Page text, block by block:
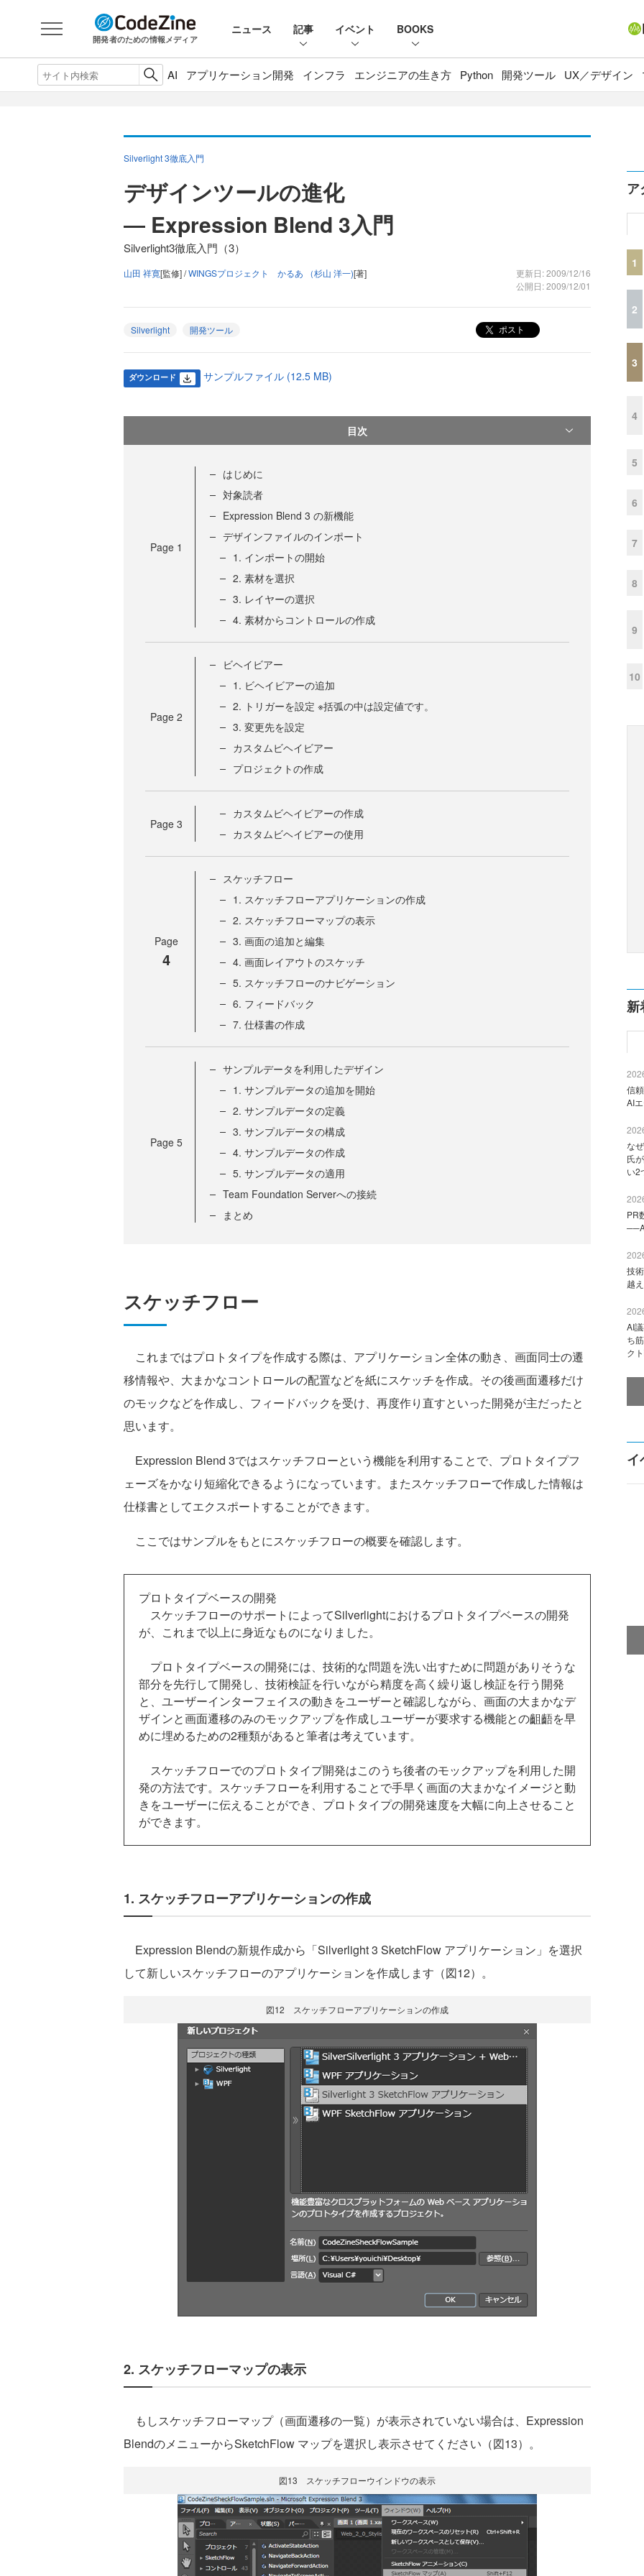
開発者のための情報メディア
ニュース 記事 イベント BOOKS
AI アプリケーション開発 インフラ エンジニアの生き方 Python 開発ツール UX／デザイン
Silverlight 3徹底入門
デザインツールの進化
― Expression Blend 3入門
Silverlight3徹底入門（3）
山田 祥寛[監修] /WINGSプロジェクト かるあ （杉山 洋一)[著]
更新日: 2009/12/16
公開日: 2009/12/01
Silverlight 開発ツール ポスト
ダウンロード サンプルファイル (12.5 MB)
目次
Page 1
はじめに
対象読者
Expression Blend 3 の新機能
デザインファイルのインポート
1. インポートの開始
2. 素材を選択
3. レイヤーの選択
4. 素材からコントロールの作成
Page 2
ビヘイビアー
1. ビヘイビアーの追加
2. トリガーを設定 ※括弧の中は設定値です。
3. 変更先を設定
カスタムビヘイビアー
プロジェクトの作成
Page 3
カスタムビヘイビアーの作成
カスタムビヘイビアーの使用
Page
4
スケッチフロー
1. スケッチフローアプリケーションの作成
2. スケッチフローマップの表示
3. 画面の追加と編集
4. 画面レイアウトのスケッチ
5. スケッチフローのナビゲーション
6. フィードバック
7. 仕様書の作成
Page 5
サンプルデータを利用したデザイン
1. サンプルデータの追加を開始
2. サンプルデータの定義
3. サンプルデータの構成
4. サンプルデータの作成
5. サンプルデータの適用
Team Foundation Serverへの接続
まとめ
スケッチフロー
これまではプロトタイプを作成する際は、アプリケーション全体の動き、画面同士の遷
移情報や、大まかなコントロールの配置などを紙にスケッチを作成。その後画面遷移だけ
のモックなどを作成し、フィードバックを受け、再度作り直すといった開発が主だったと
思います。
Expression Blend 3ではスケッチフローという機能を利用することで、プロトタイプフ
ェーズをかなり短縮化できるようになっています。またスケッチフローで作成した情報は
仕様書としてエクスポートすることができます。
ここではサンプルをもとにスケッチフローの概要を確認します。
プロトタイプベースの開発
スケッチフローのサポートによってSilverlightにおけるプロトタイプベースの開発
が、これまで以上に身近なものになりました。
プロトタイプベースの開発には、技術的な問題を洗い出すために問題がありそうな
部分を先行して開発し、技術検証を行いながら精度を高く繰り返し検証を行う開発
と、ユーザーインターフェイスの動きをユーザーと確認しながら、画面の大まかなデ
ザインと画面遷移のみのモックアップを作成しユーザーが要求する機能との齟齬を早
めに埋めるための2種類があると筆者は考えています。
スケッチフローでのプロトタイプ開発はこのうち後者のモックアップを利用した開
発の方法です。スケッチフローを利用することで手早く画面の大まかなイメージと動
きをユーザーに伝えることができ、プロトタイプの開発速度を大幅に向上させること
ができます。
1. スケッチフローアプリケーションの作成
Expression Blendの新規作成から「Silverlight 3 SketchFlow アプリケーション」を選択
して新しいスケッチフローのアプリケーションを作成します（図12）。
図12 スケッチフローアプリケーションの作成
2. スケッチフローマップの表示
もしスケッチフローマップ（画面遷移の一覧）が表示されていない場合は、Expression
BlendのメニューからSketchFlow マップを選択し表示させてください（図13）。
図13 スケッチフローウインドウの表示
ア
1
2
3
4
5
6
7
8
9
10
新
信
AI
な
氏
い2
PR
技
越
AI
ち
ク
イ